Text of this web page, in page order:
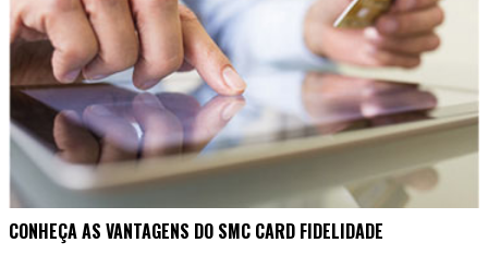
CONHEÇA AS VANTAGENS DO SMC CARD FIDELIDADE